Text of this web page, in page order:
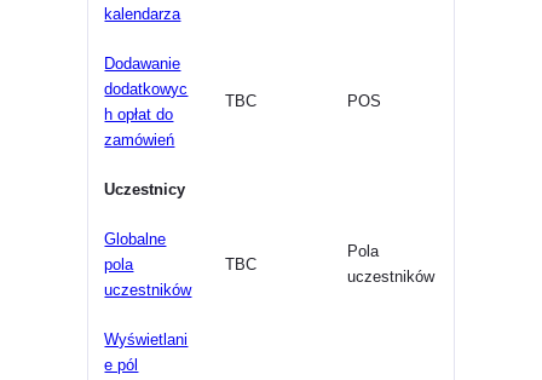
kalendarza
Dodawanie
dodatkowyc
h opłat do
zamówień
TBC POS
Uczestnicy
Globalne
pola
uczestników
TBC
Pola
uczestników
Wyświetlani
e pól